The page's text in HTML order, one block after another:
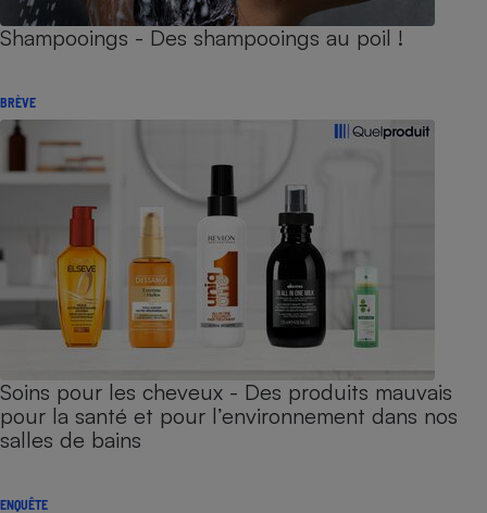
Shampooings - Des shampooings au poil !
BRÈVE
Soins pour les cheveux - Des produits mauvais
pour la santé et pour l’environnement dans nos
salles de bains
ENQUÊTE